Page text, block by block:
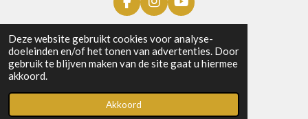
Deze website gebruikt cookies voor analyse-
doeleinden en/of het tonen van advertenties. Door
gebruik te blijven maken van de site gaat u hiermee
akkoord.
Akkoord
F
a
e
b
o
k
I
n
t
a
g
a
Y
o
T
u
b
Contact